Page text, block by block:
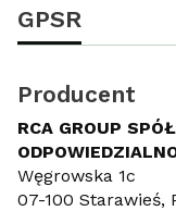
GPSR
Producent
RCA GROUP
Węgrowska 1c
07-100 Starawieś,